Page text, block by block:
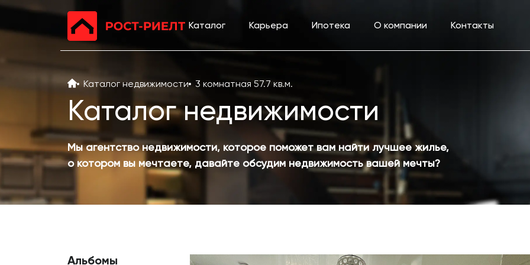
Каталог Карьера Ипотека О компании Контакты
Каталог недвижимости 3 комнатная 57.7 кв.м.
Каталог недвижимости
Мы агентство недвижимости, которое поможет вам найти лучшее жилье,
о котором вы мечтаете, давайте обсудим недвижимость вашей мечты?
Альбомы